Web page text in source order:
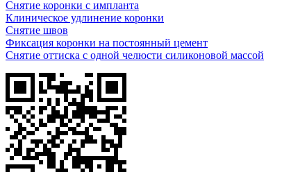
Снятие коронки с импланта
Клиническое удлинение коронки
Снятие швов
Фиксация коронки на постоянный цемент
Снятие оттиска с одной челюсти силиконовой массой